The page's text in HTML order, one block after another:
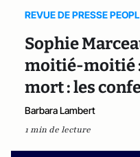
REVUE DE PRESSE
Sophie
moitié-moitié
mort : les
Barbara Lambert
1 min de lecture